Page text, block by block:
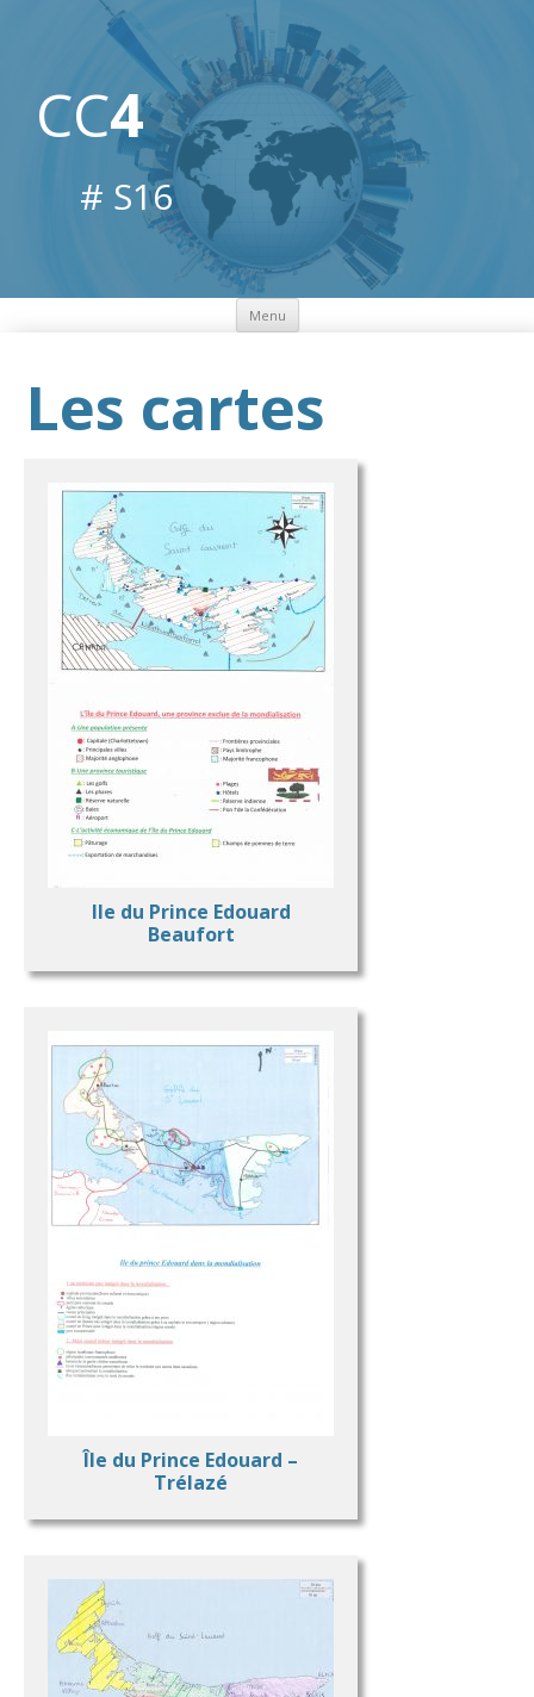
CC4
# S16
Menu Aller
contenu
Les cartes
Ile du Prince Edouard
Beaufort
Île du Prince Edouard –
Trélazé